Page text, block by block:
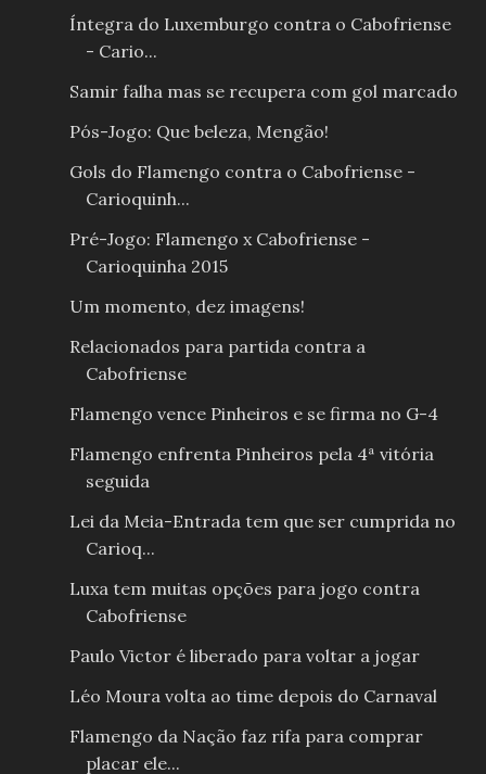
Íntegra do Luxemburgo contra o Cabofriense
- Cario...
Samir falha mas se recupera com gol marcado
Pós-Jogo: Que beleza, Mengão!
Gols do Flamengo contra o Cabofriense -
Carioquinh...
Pré-Jogo: Flamengo x Cabofriense -
Carioquinha 2015
Um momento, dez imagens!
Relacionados para partida contra a
Cabofriense
Flamengo vence Pinheiros e se firma no G-4
Flamengo enfrenta Pinheiros pela 4ª vitória
seguida
Lei da Meia-Entrada tem que ser cumprida no
Carioq...
Luxa tem muitas opções para jogo contra
Cabofriense
Paulo Victor é liberado para voltar a jogar
Léo Moura volta ao time depois do Carnaval
Flamengo da Nação faz rifa para comprar
placar ele...